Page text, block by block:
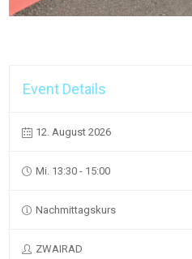
Event Details
12. August 2026
Mi. 13:30 - 15:00
Nachmittagskurs
ZWAIRAD